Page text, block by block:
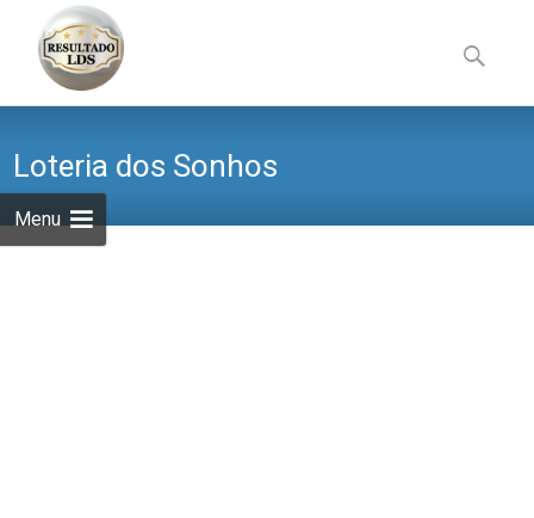
Menu
to
content
por:
Loteria dos Sonhos